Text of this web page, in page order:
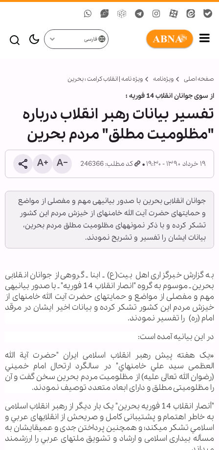
فارسی
صفحه اصلی ویژه‌نامه‌ ویژه ‏نامه | انقلاب کرامت ؛ بحرین
از سوی جوانان انقلاب 14 فوریه ؛
تفسیر بیانات رهبر انقلاب درباره
"مظلومیت مطلق" مردم بحرین
۱۹ خرداد ۱۳۹۰ - ۱۹:۳۰ کد مطلب: 246366
جوانان انقلابی بحرین با صدور بیانیه‏ی مهم و مفصلی از مواضع
و حمایت‏های حضرت آیت الله خامنه‏ای از خیزش مردم این کشور
تشکر کرده و با ذکر نمونه‏های مظلومیت مطلق مردم بحرین،
بیانات ایشان را تفسیر و تشریح نمودند.
به گزارش خبرگزاری اهل بیت(ع) ـ ابنا ـ گروهی از جوانان انقلابی
بحرین ـ موسوم به گروه "انصار انقلاب 14 فوریه" ـ با صدور بیانیه‏ی
مهم و مفصلی از مواضع و حمایت‏های حضرت آیت الله خامنه‏ای از
خیزش مردم این کشور تشکر کرده و بیانات اخیر ایشان در مرقد
امام (ره) را تفسیر نمودند.
در این بیانیه آمده است:
«یک هفته پیش رهبر انقلاب اسلامی ايران "حضرت آية الله
العظمى سيد علي خامنه‏اي" در سالگرد ارتحال امام خميني
(رضوان الله تعالى عليه) از مظلوميت مردم بحرين سخن گفت و آن
را مظلوميتی مطلق و دارای ابعاد متعدد توصیف نمودند.
"أنصار انقلاب 14 فوریه بحرين" یک بار دیگر از رهبر انقلاب اسلامی
به خاطر اهتمام و پشتیبانی کامل و صريحش از انقلاب‏های عربي و
اسلامي تشکر می‏کند؛ و همچنین پرداختن جدی و عمیقایشان به
مسأله بیداری اسلامی و ارشاد و تشویق ملت‏های عربي را ارزشمند